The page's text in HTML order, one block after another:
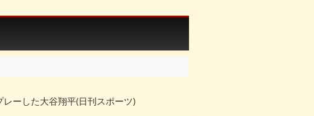
ーした大谷翔平(日刊スポーツ)